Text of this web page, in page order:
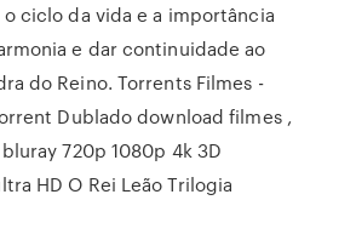
ciclo da vida e a importância
e dar continuidade ao
do Reino. Torrents Filmes -
Dublado download filmes ,
720p 1080p 4k 3D
HD O Rei Leão Trilogia